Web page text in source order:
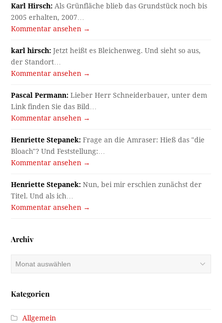
Karl Hirsch: Als Grünfläche blieb das Grundstück noch bis
2005 erhalten, 2007…
Kommentar ansehen →
karl hirsch: Jetzt heißt es Bleichenweg. Und sieht so aus,
der Standort…
Kommentar ansehen →
Pascal Permann: Lieber Herr Schneiderbauer, unter dem
Link finden Sie das Bild…
Kommentar ansehen →
Henriette Stepanek: Frage an die Amraser: Hieß das "die
Bloach"? Und Feststellung:…
Kommentar ansehen →
Henriette Stepanek: Nun, bei mir erschien zunächst der
Titel. Und als ich…
Kommentar ansehen →
Archiv
Archiv
Kategorien
Allgemein